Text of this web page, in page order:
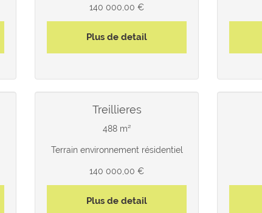
140 000,00 €
Plus de detail
treillieres
488 m²
Terrain environnement résidentiel
140 000,00 €
Plus de detail